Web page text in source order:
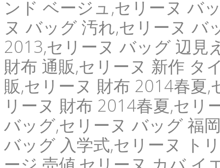
ンド ベージュ,セリーヌ バ
ヌ バッグ 汚れ,セリーヌ バ
2013,セリーヌ バッグ 辺見
財布 通販,セリーヌ 新作 タ
販,セリーヌ 財布 2014春夏
リーヌ 財布 2014春夏,セ
バッグ,セリーヌ バッグ 福
バッグ 入学式,セリーヌ ト